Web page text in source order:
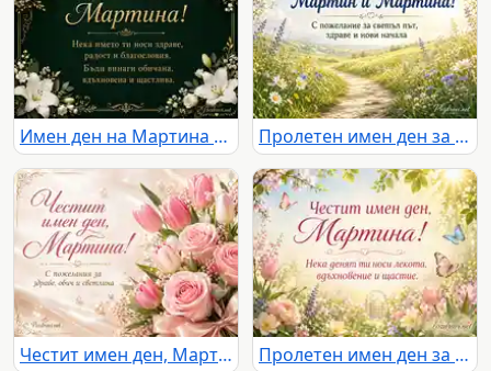
Имен ден на Мартина с бели лилии, златна рамка и елегантно празнично послание Пролетен имен ден за Мартин и Мартина със светъл път и цветя
Честит имен ден, Мартина с розови рози, лалета и нежно пожелание Пролетен имен ден за Мартина с цветя, пеперуди и слънчева градина